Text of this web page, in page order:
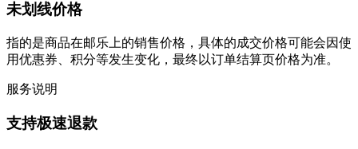
未划线价格
指的是商品在邮乐上的销售价格，具体的成交价格可能会因使
用优惠券、积分等发生变化，最终以订单结算页价格为准。
服务说明
支持极速退款